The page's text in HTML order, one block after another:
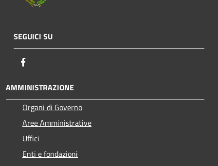
SEGUICI SU
AMMINISTRAZIONE
Organi di Governo
Aree Amministrative
Uffici
Enti e fondazioni